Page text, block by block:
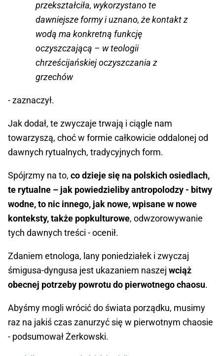
przekształciła, wykorzystano te
dawniejsze formy i uznano, że kontakt z
wodą ma konkretną funkcję
oczyszczającą – w teologii
chrześcijańskiej oczyszczania z
grzechów
- zaznaczył.
Jak dodał, te zwyczaje trwają i ciągle nam
towarzyszą, choć w formie całkowicie oddalonej od
dawnych rytualnych, tradycyjnych form.
Spójrzmy na to, co dzieje się na polskich osiedlach,
te rytualne – jak powiedzieliby antropolodzy - bitwy
wodne, to nic innego, jak nowe, wpisane w nowe
konteksty, także popkulturowe, odwzorowywanie
tych dawnych treści - ocenił.
Zdaniem etnologa, lany poniedziałek i zwyczaj
śmigusa-dyngusa jest ukazaniem naszej wciąż
obecnej potrzeby powrotu do pierwotnego chaosu.
Abyśmy mogli wrócić do świata porządku, musimy
raz na jakiś czas zanurzyć się w pierwotnym chaosie
- podsumował Żerkowski.